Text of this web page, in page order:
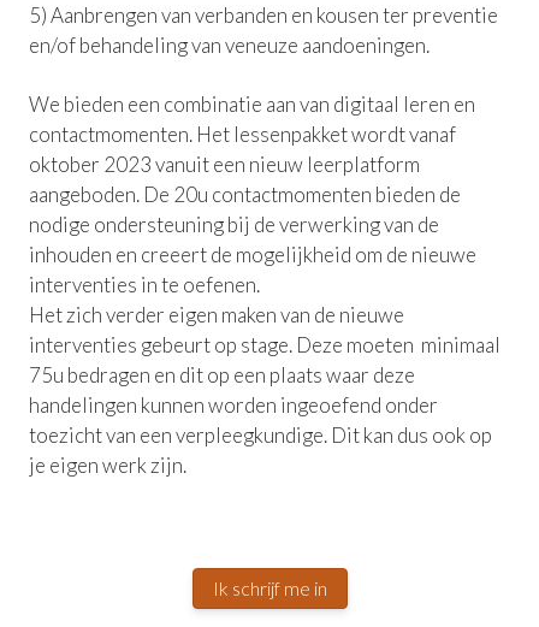
5) Aanbrengen van verbanden en kousen ter preventie
en/of behandeling van veneuze aandoeningen.
We bieden een combinatie aan van digitaal leren en
contactmomenten. Het lessenpakket wordt vanaf
oktober 2023 vanuit een nieuw leerplatform
aangeboden. De 20u contactmomenten bieden de
nodige ondersteuning bij de verwerking van de
inhouden en creeert de mogelijkheid om de nieuwe
interventies in te oefenen.
Het zich verder eigen maken van de nieuwe
interventies gebeurt op stage. Deze moeten minimaal
75u bedragen en dit op een plaats waar deze
handelingen kunnen worden ingeoefend onder
toezicht van een verpleegkundige. Dit kan dus ook op
je eigen werk zijn.
Ik schrijf me in